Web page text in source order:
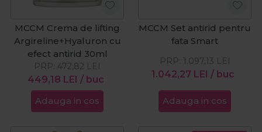
MCCM Crema de lifting
Argireline+Hyaluron cu
efect antirid 30ml
449,18 LEI / buc
PRP: 472,82 LEI
Adauga in cos
MCCM Set antirid pentru
fata Smart
1.042,27 LEI / buc
PRP: 1.097,13 LEI
Adauga in cos